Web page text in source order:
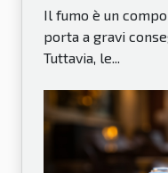
Il fumo è un
porta a gravi
Tuttavia, le...